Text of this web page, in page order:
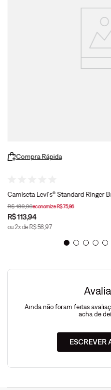
Compra Rápida
Camiseta Levi's® Standard Ringer
R$ 189,90economizeR$75,96
R$113,94
ou2x de R$ 56,97
Ainda não foram feitas
acha de
ESCREVER